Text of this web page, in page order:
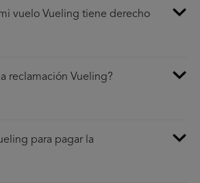
vuelo Vueling tiene derecho
reclamación Vueling?
para pagar la